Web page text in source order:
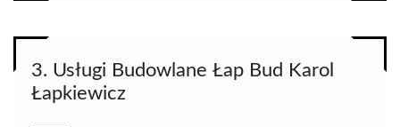
3. Usługi Budowlane Łap Bud Karol
Łapkiewicz